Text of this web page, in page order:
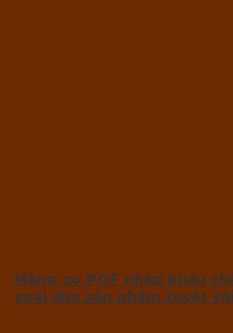
Màng co POF nhập khẩu
seal cho sản phẩm tuyệt